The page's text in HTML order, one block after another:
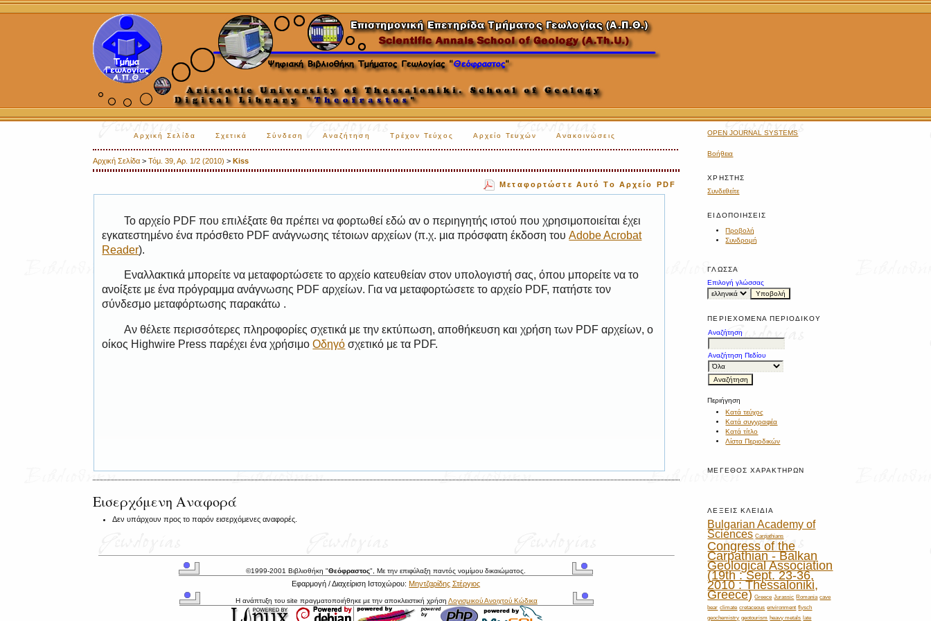
OPEN JOURNAL SYSTEMS
Βοήθεια
ΧΡΉΣΤΗΣ
Συνδεθείτε
ΕΙΔΟΠΟΙΉΣΕΙΣ
Προβολή
Συνδρομή
ΓΛΏΣΣΑ
Επιλογή γλώσσας
ΠΕΡΙΕΧΌΜΕΝΑ ΠΕΡΙΟΔΙΚΟΎ
Αναζήτηση
Αναζήτηση Πεδίου
Περιήγηση
Κατά τεύχος
Κατά συγγραφέα
Κατά τίτλο
Λίστα Περιοδικών
ΜΈΓΕΘΟΣ ΧΑΡΑΚΤΉΡΩΝ
ΛΈΞΕΙΣ ΚΛΕΙΔΙΆ
Bulgarian Academy of
Sciences Carpathians
Congress of the
Carpathian - Balkan
Geological Association
(19th : Sept. 23-36,
2010 : Thessaloniki,
Greece) Greece Jurassic Romania cave
bear climate cretaceous environment flysch
geochemistry geotourism heavy metals late
Αρχική Σελίδα Σχετικά Σύνδεση Αναζήτηση Τρέχον Τεύχος Αρχείο Τευχών Ανακοινώσεις
Αρχική Σελίδα >Τόμ. 39, Αρ. 1/2 (2010) >Kiss
Μεταφορτώστε Αυτό Το Αρχείο PDF
Το αρχείο PDF που επιλέξατε θα πρέπει να φορτωθεί εδώ αν ο περιηγητής ιστού που χρησιμοποιείται έχει
εγκατεστημένο ένα πρόσθετο PDF ανάγνωσης τέτοιων αρχείων (π.χ. μια πρόσφατη έκδοση τουAdobe Acrobat
Reader).
Εναλλακτικά μπορείτε να μεταφορτώσετε το αρχείο κατευθείαν στον υπολογιστή σας, όπου μπορείτε να το
ανοίξετε με ένα πρόγραμμα ανάγνωσης PDF αρχείων. Για να μεταφορτώσετε το αρχείο PDF, πατήστε τον
σύνδεσμο μεταφόρτωσης παρακάτω .
Αν θέλετε περισσότερες πληροφορίες σχετικά με την εκτύπωση, αποθήκευση και χρήση των PDF αρχείων, ο
οίκος Highwire Press παρέχει ένα χρήσιμοΟδηγό σχετικό με τα PDF.
Εισερχόμενη Αναφορά
Δεν υπάρχουν προς το παρόν εισερχόμενες αναφορές.
©1999-2001 Βιβλιοθήκη "Θεόφραστος", Με την επιφύλαξη παντός νομίμου δικαιώματος.
Εφαρμογή / Διαχείριση Ιστοχώρου:Μηντζαρίδης Στέργιος
Η ανάπτυξη του site πραγματοποιήθηκε με την αποκλειστική χρήση Λογισμικού Ανοιχτού Κώδικα